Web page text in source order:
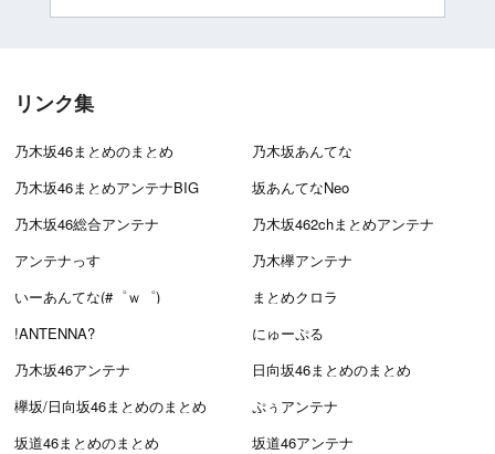
リンク集
乃木坂46まとめのまとめ
乃木坂あんてな
乃木坂46まとめアンテナBIG
坂あんてなNeo
乃木坂46総合アンテナ
乃木坂462chまとめアンテナ
アンテナっす
乃木欅アンテナ
いーあんてな(#゜ｗ゜)
まとめクロラ
!ANTENNA?
にゅーぷる
乃木坂46アンテナ
日向坂46まとめのまとめ
欅坂/日向坂46まとめのまとめ
ぷぅアンテナ
坂道46まとめのまとめ
坂道46アンテナ